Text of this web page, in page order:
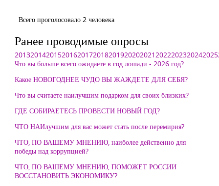
Всего проголосовало 2 человека
Ранее проводимые опросы
2013201420152016201720182019202020212022202320242025
Что вы больше всего ожидаете в год лошади - 2026 год?
Какое НОВОГОДНЕЕ ЧУДО ВЫ ЖАЖДЕТЕ ДЛЯ СЕБЯ?
Что вы считаете наилучшим подарком для своих близких?
ГДЕ СОБИРАЕТЕСЬ ПРОВЕСТИ НОВЫЙ ГОД?
ЧТО НАИлучшим для вас может стать после перемирия?
ЧТО, ПО ВАШЕМУ МНЕНИЮ, наиболее действенно для
победы над коррупцией?
ЧТО, ПО ВАШЕМУ МНЕНИЮ, ПОМОЖЕТ РОССИИ
ВОССТАНОВИТЬ ЭКОНОМИКУ?